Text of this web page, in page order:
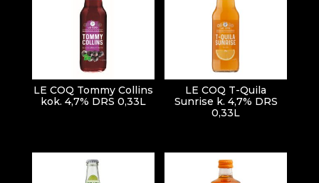
LE COQ Tommy Collins
kok. 4,7% DRS 0,33L
LE COQ T-Quila
Sunrise k. 4,7% DRS
0,33L